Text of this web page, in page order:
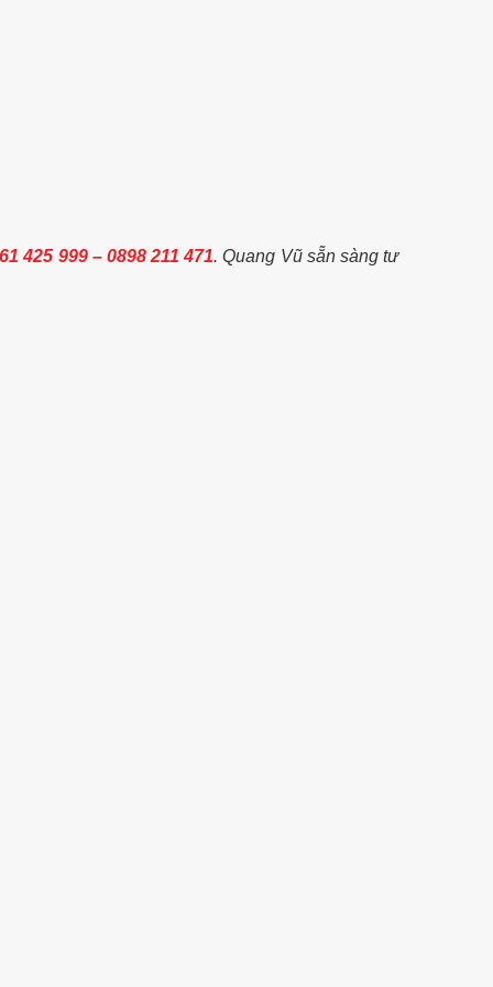
425 999 – 0898 211 471. Quang Vũ sẵn sàng tư